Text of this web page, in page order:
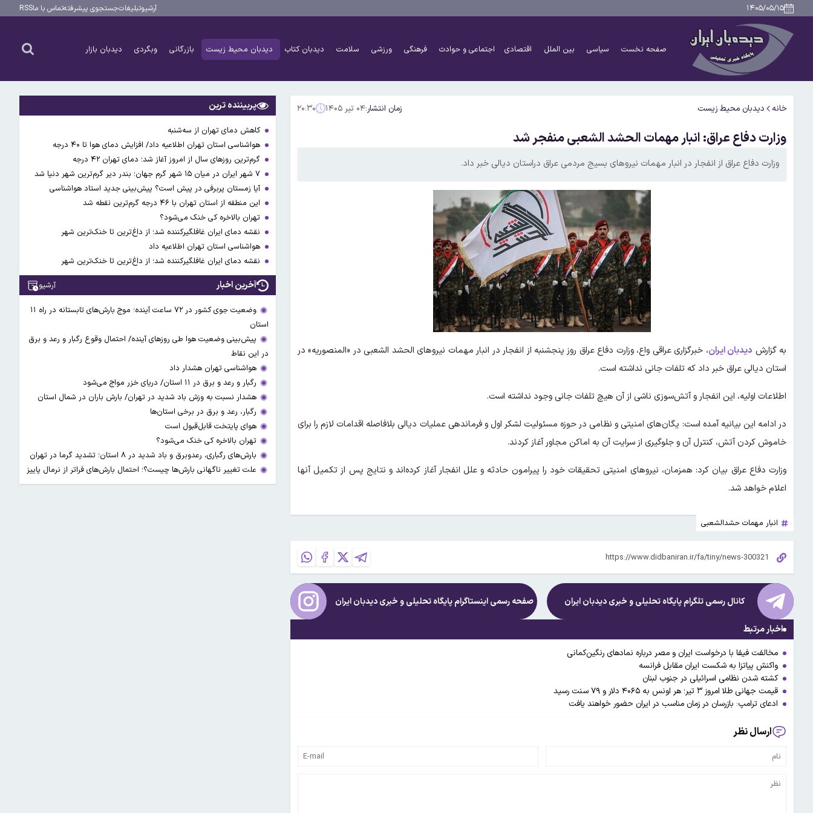
۱۴۰۵/۰۵/۱۵ آرشیوتبلیغاتجستجوی پیشرفتهتماس با ماRSS
صفحه نخست سیاسی بین الملل اقتصادی اجتماعی و حوادث فرهنگی ورزشی سلامت دیدبان کتاب دیدبان محیط زیست بازرگانی وبگردی دیدبان بازار
خانه دیدبان محیط زیست زمان انتشار:۰۴ تیر ۱۴۰۵ ۲۰:۳۰
وزارت دفاع عراق: انبار مهمات الحشد الشعبی منفجر شد
وزارت دفاع عراق از انفجار در انبار مهمات نیروهای بسیج مردمی عراق دراستان دیالی خبر داد.
به گزارش دیدبان ایران، خبرگزاری عراقی واع، وزارت دفاع عراق روز پنجشنبه از انفجار در انبار مهمات نیروهای الحشد الشعبی در «المنصوریه» در
استان دیالی عراق خبر داد که تلفات جانی نداشته است.
اطلاعات اولیه، این انفجار و آتش‌سوزی ناشی از آن هیچ تلفات جانی وجود نداشته است.
در ادامه این بیانیه آمده است: یگان‌های امنیتی و نظامی در حوزه مسئولیت لشکر اول و فرماندهی عملیات دیالی بلافاصله اقدامات لازم را برای
خاموش کردن آتش، کنترل آن و جلوگیری از سرایت آن به اماکن مجاور آغاز کردند.
وزارت دفاع عراق بیان کرد: همزمان، نیروهای امنیتی تحقیقات خود را پیرامون حادثه و علل انفجار آغاز کرده‌اند و نتایج پس از تکمیل آنها
اعلام خواهد شد.
انبار مهمات حشدالشعبی
کانال رسمی تلگرام پایگاه تحلیلی و خبریدیدبان ایران صفحه رسمی اینستاگرام پایگاه تحلیلی و خبریدیدبان ایران
اخبار مرتبط
مخالفت فیفا با درخواست ایران و مصر درباره نمادهای رنگین‌کمانی
واکنش پیاتزا به شکست ایران مقابل فرانسه
کشته شدن نظامی اسرائیلی در جنوب لبنان
قیمت جهانی طلا امروز ۳ تیر؛ هر اونس به ۴۰۶۵ دلار و ۷۹ سنت رسید
ادعای ترامپ: بازرسان در زمان مناسب در ایران حضور خواهند یافت
ارسال نظر
پربیننده ترین
کاهش دمای تهران از سه‌شنبه
هواشناسی استان تهران اطلاعیه داد/ افزایش دمای هوا تا ۴۰ درجه
گرم‌ترین روزهای سال از امروز آغاز شد؛ دمای تهران ۴۲ درجه
آیا زمستان پربرفی در پیش است؟ پیش‌بینی جدید استاد هواشناسی
این منطقه از استان تهران با ۴۶ درجه گرم‌ترین نقطه شد
تهران بالاخره کی خنک می‌شود؟
نقشه دمای ایران غافلگیرکننده شد؛ از داغ‌ترین تا خنک‌ترین شهر
هواشناسی استان تهران اطلاعیه داد
نقشه دمای ایران غافلگیرکننده شد؛ از داغ‌ترین تا خنک‌ترین شهر
آخرین اخبار آرشیو
وضعیت جوی کشور در ۷۲ ساعت آینده؛ موج بارش‌های تابستانه در راه ۱۱
استان
پیش‌بینی وضعیت هوا طی روزهای آینده/ احتمال وقوع رگبار و رعد و برق
در این نقاط
هواشناسی تهران هشدار داد
رگبار و رعد و برق در ۱۱ استان‌/ دریای خزر مواج می‌شود
هشدار نسبت به وزش باد شدید در تهران/ بارش باران در شمال استان
رگبار، رعد و برق در برخی استان‌ها
هوای پایتخت قابل‌قبول است
تهران بالاخره کی خنک می‌شود؟
بارش‌های رگباری، رعدوبرق و باد شدید در ۸ استان؛ تشدید گرما در تهران
علت تغییر ناگهانی بارش‌ها چیست؟؛ احتمال بارش‌های فراتر از نرمال پاییز